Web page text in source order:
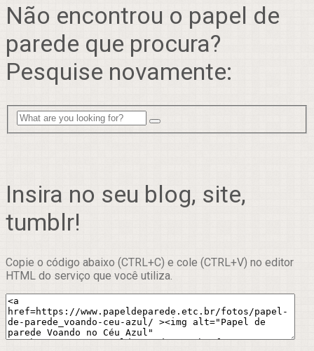
Não encontrou o papel de
parede que procura?
Pesquise novamente:
Insira no seu blog, site,
tumblr!
Copie o código abaixo (CTRL+C) e cole (CTRL+V) no editor
HTML do serviço que você utiliza.